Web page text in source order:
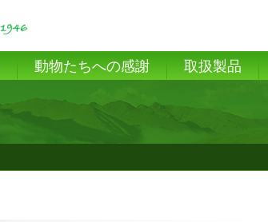
動物たちへの感謝 取扱製品